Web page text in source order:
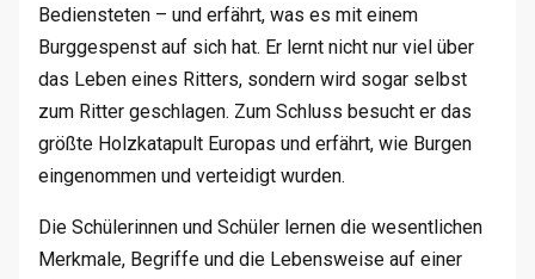
Bediensteten – und erfährt, was es mit einem
Burggespenst auf sich hat. Er lernt nicht nur viel über
das Leben eines Ritters, sondern wird sogar selbst
zum Ritter geschlagen. Zum Schluss besucht er das
größte Holzkatapult Europas und erfährt, wie Burgen
eingenommen und verteidigt wurden.
Die Schülerinnen und Schüler lernen die wesentlichen
Merkmale, Begriffe und die Lebensweise auf einer